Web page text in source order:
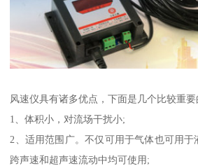
风速仪具有诸多优点，下面是几个比较重要
1、体积小，对流场干扰小;
2、适用范围广。不仅可用于气体也可用于
跨声速和超声速流动中均可使用;